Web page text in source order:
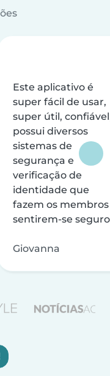
Este aplicativo é
super fácil de usar,
super útil,
possui diversos
sistemas de
segurança e
verificação de
identidade que
fazem os membros
sentirem-se
Giovanna